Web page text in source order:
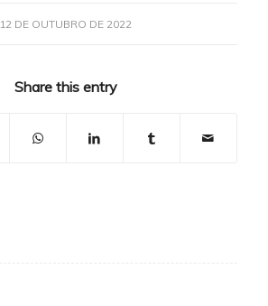
12 DE OUTUBRO DE 2022
Share this entry